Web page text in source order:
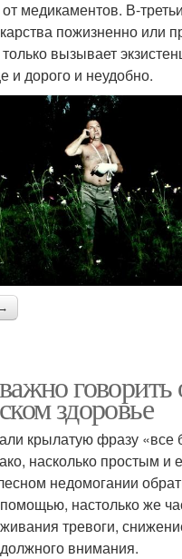
медикаментов. В-
пожизненно или
вызывает
и дорого и неудобно.
говорить
здоровье
крылатую фразу «все
насколько простым и
недомогании
настолько же
тревоги,
внимания.